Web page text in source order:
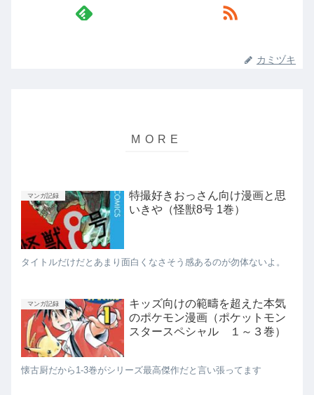
カミヅキ
マンガ記録
特撮好きおっさん向け漫画と思
いきや（怪獣8号 1巻）
タイトルだけだとあまり面白くなさそう感あるのが勿体ないよ。
マンガ記録
キッズ向けの範疇を超えた本気
のポケモン漫画（ポケットモン
スタースペシャル １～３巻）
懐古厨だから1-3巻がシリーズ最高傑作だと言い張ってます